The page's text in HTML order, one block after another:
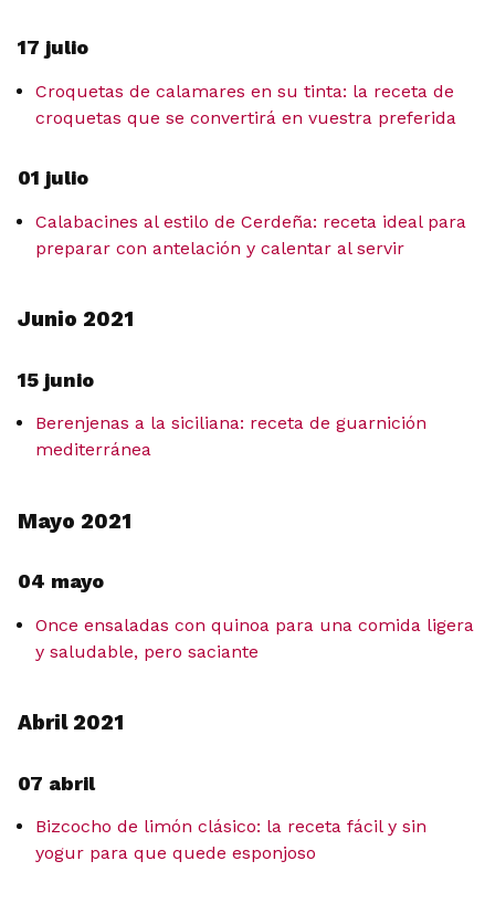
17 julio
Croquetas de calamares en su tinta: la receta de
croquetas que se convertirá en vuestra preferida
01 julio
Calabacines al estilo de Cerdeña: receta ideal para
preparar con antelación y calentar al servir
Junio 2021
15 junio
Berenjenas a la siciliana: receta de guarnición
mediterránea
Mayo 2021
04 mayo
Once ensaladas con quinoa para una comida ligera
y saludable, pero saciante
Abril 2021
07 abril
Bizcocho de limón clásico: la receta fácil y sin
yogur para que quede esponjoso